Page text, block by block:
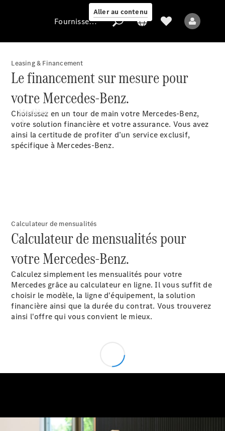
Aller au contenu
Fournisseur /
Protection des
données
Modèles
Modèles électriques
Modèles Plug-in Hybrid
CLA
C
Électrique
Fournisseur / Protection des données
Leasing & Financement
Le financement sur mesure pour
votre Mercedes-Benz.
Choisissez en un tour de main votre Mercedes-Benz,
votre solution financière et votre assurance. Vous avez
ainsi la certitude de profiter d’un service exclusif,
spécifique à Mercedes-Benz.
Calculateur de mensualités
Calculateur de mensualités pour
votre Mercedes-Benz.
Calculez simplement les mensualités pour votre
Mercedes grâce au calculateur en ligne. Il vous suffit de
choisir le modèle, la ligne d'équipement, la solution
financière ainsi que la durée du contrat. Vous trouverez
ainsi l'offre qui vous convient le mieux.